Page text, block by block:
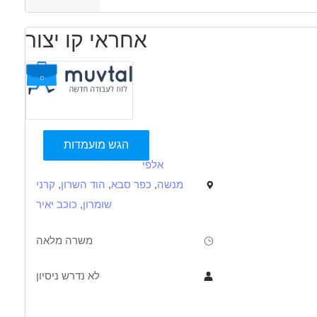
אחראי קו יצור
הגש מועמדות
אלפי
מנשה, כפר סבא, הוד השרון, קרני
שומרון, כוכב יאיר
משרה מלאה
לא נדרש ניסיון